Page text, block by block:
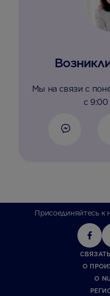
Мы на связи с
с 9:00
Присоединяйтесь к
О
О